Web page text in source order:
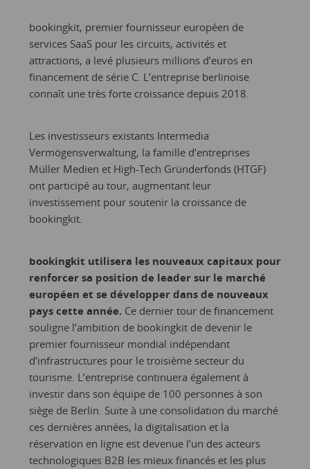
bookingkit, premier fournisseur européen de
services SaaS pour les circuits, activités et
attractions, a levé plusieurs millions d’euros en
financement de série C. L’entreprise berlinoise
connaît une très forte croissance depuis 2018.
Les investisseurs existants Intermedia
Vermögensverwaltung, la famille d’entreprises
Müller Medien et High-Tech Gründerfonds (HTGF)
ont participé au tour, augmentant leur
investissement pour soutenir la croissance de
bookingkit.
bookingkit utilisera les nouveaux capitaux pour
renforcer sa position de leader sur le marché
européen et se développer dans de nouveaux
pays cette année.Ce dernier tour de financement
souligne l’ambition de bookingkit de devenir le
premier fournisseur mondial indépendant
d’infrastructures pour le troisième secteur du
tourisme. L’entreprise continuera également à
investir dans son équipe de 100 personnes à son
siège de Berlin. Suite à une consolidation du marché
ces dernières années, la digitalisation et la
réservation en ligne est devenue l’un des acteurs
technologiques B2B les mieux financés et les plus